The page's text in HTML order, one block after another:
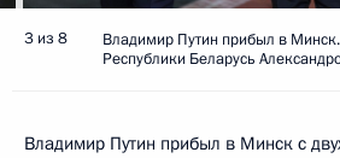
3 из 8
Владимир Путин прибыл в
Республики Беларусь
Владимир Путин прибыл в Минск с